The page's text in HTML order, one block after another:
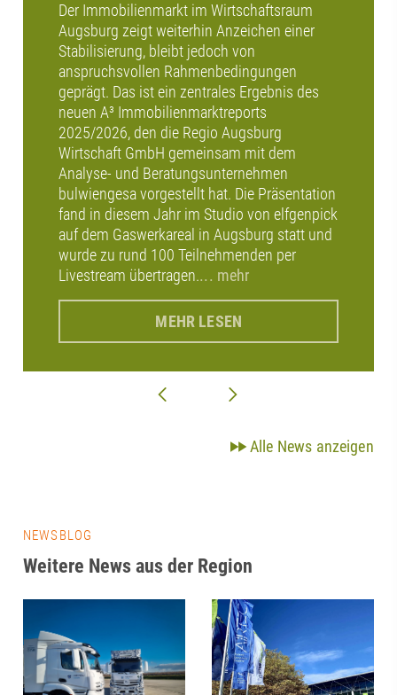
Der Immobilienmarkt im Wirtschaftsraum
Augsburg zeigt weiterhin Anzeichen einer
Stabilisierung, bleibt jedoch von
anspruchsvollen Rahmenbedingungen
geprägt. Das ist ein zentrales Ergebnis des
neuen A³ Immobilienmarktreports
2025/2026, den die Regio Augsburg
Wirtschaft GmbH gemeinsam mit dem
Analyse- und Beratungsunternehmen
bulwiengesa vorgestellt hat. Die Präsentation
fand in diesem Jahr im Studio von elfgenpick
auf dem Gaswerkareal in Augsburg statt und
wurde zu rund 100 Teilnehmenden per
Livestream übertragen.... mehr
MEHR LESEN
Alle News anzeigen
NEWSBLOG
Weitere News aus der Region